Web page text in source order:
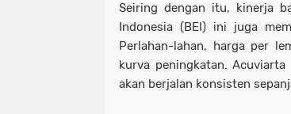
Seiring dengan itu, kinerja
Indonesia (BEI) ini juga
Perlahan-lahan, harga per
kurva peningkatan.
akan berjalan konsisten